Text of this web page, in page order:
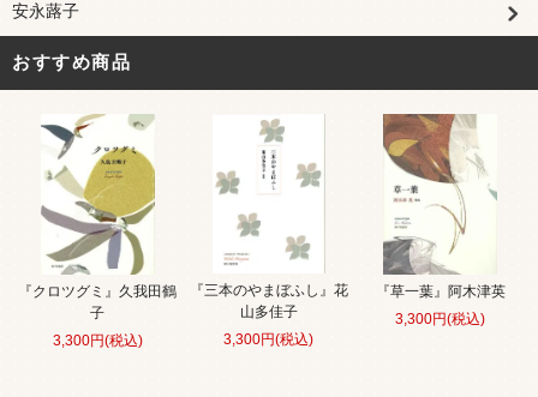
安永蕗子
おすすめ商品
『クロツグミ』久我田鶴
子
3,300円(税込)
『三本のやまぼふし』花
山多佳子
3,300円(税込)
『草一葉』阿木津英
3,300円(税込)